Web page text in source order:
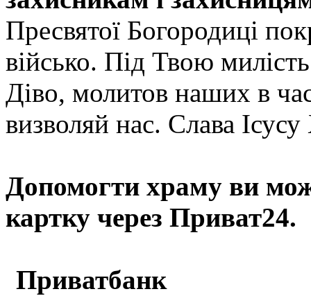
Пресвятої Богородиці
військо. Під Твою
Діво, молитов наших в
визволяй нас. Слава
Допомогти храму ви
картку через Приват24.
Приватбанк